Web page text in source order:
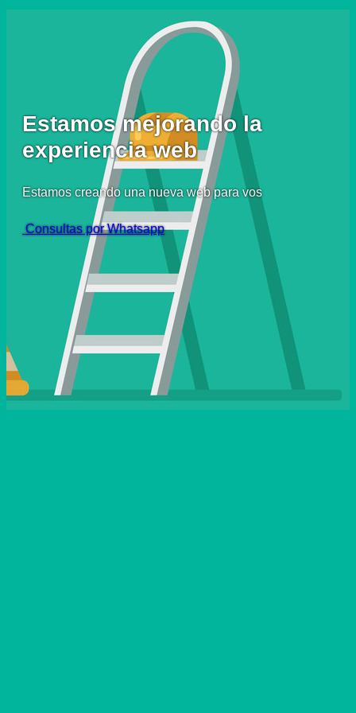
Estamos mejorando la
experiencia web
Estamos creando una nueva web para vos
Consultas por Whatsapp